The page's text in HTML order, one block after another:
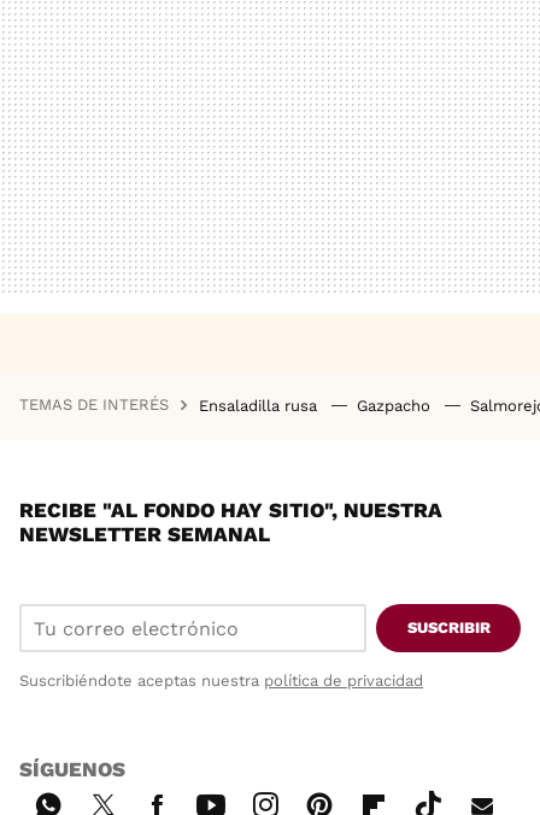
TEMAS DE INTERÉS Ensaladilla rusa Gazpacho
RECIBE "AL FONDO HAY SITIO", NUESTRA
NEWSLETTER SEMANAL
SUSCRIBIR
Suscribiéndote aceptas nuestra política de privacidad
SÍGUENOS